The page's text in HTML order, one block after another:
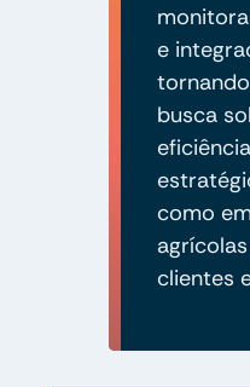
e
busca
como
clientes